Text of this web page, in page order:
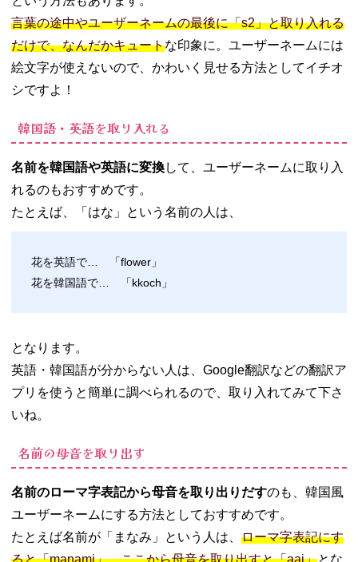
言葉の途中やユーザーネームの最後に「s2」と取り入れる
だけで、なんだかキュートな印象に。ユーザーネームには
絵文字が使えないので、かわいく見せる方法としてイチオ
シですよ！
韓国語・英語を取り入れる
名前を韓国語や英語に変換して、ユーザーネームに取り入
れるのもおすすめです。
たとえば、「はな」という名前の人は、
花を英語で… 「flower」
花を韓国語で… 「kkoch」
となります。
英語・韓国語が分からない人は、Google翻訳などの翻訳ア
プリを使うと簡単に調べられるので、取り入れてみて下さ
いね。
名前の母音を取り出す
名前のローマ字表記から母音を取り出りだすのも、韓国風
ユーザーネームにする方法としておすすめです。
たとえば名前が「まなみ」という人は、 ローマ字表記にす